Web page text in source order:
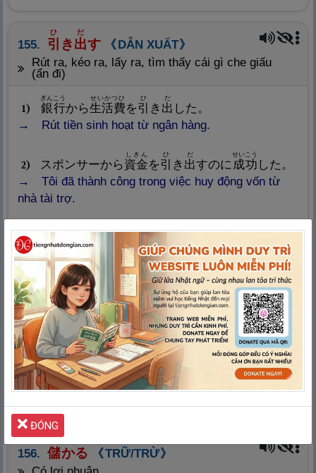
155. 引
ひ
き出
だ
す
DẪN XUẤT
rút ra, kéo ra, lấy ra, tìm thấy cái gì che giấu
(ẩn đi)
1 銀行
ぎんこう
から生活費
せいかつひ
を引
ひ
き 出
だ
した。
Rút tiền sinh hoạt từ ngân hàng.
2 スポンサーから資金
しきん
を引
ひ
き 出
だ
すのに成功
せいこう
した。
Tôi đã thành công trong việc huy động vốn từ
nhà tài trợ.
3 やっと 社 から OK の
Nghĩa: Trả lại, phản hồiNghĩa: Việc, công việc, chức vụ
Cuối cùng cũng có được câu trả lời đồng ý từ
công ty.
4 コーチは選手
せんしゅ
の 才能
Nghĩa: Tài năng, khả năng, vai
trò
さいのう
を引
ひ
き出
だ
した。
Huấn luyện viên đã tìm ra tài năng của tuyển
thủ.
名
Nghĩa: Tên, danh tiếng, nổi danh
引
ひ
き出
だ
し
156.
儲かる
TRỮ/TRỪ
ĐÓNG